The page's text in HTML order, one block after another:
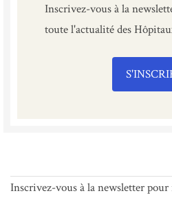
Inscrivez-vous à la
toute l'actualité des
Inscrivez-vous à la newsletter